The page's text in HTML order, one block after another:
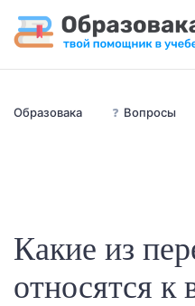
Образовака ❓ Вопросы
Какие из
относятся